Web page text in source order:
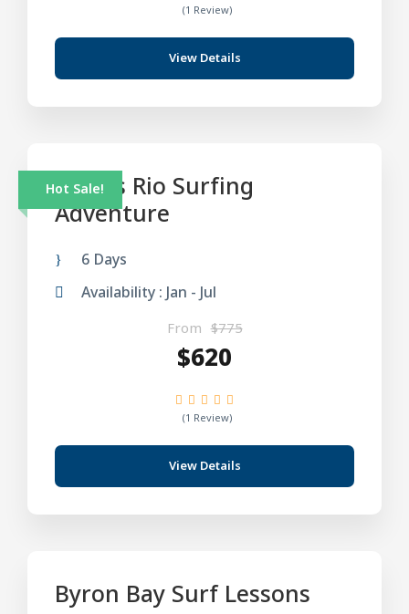
(1 Review)
View Details
Hot Sale!
6 Days Rio Surfing
Adventure
6 Days
Availability : Jan - Jul
From $775
$620
(1 Review)
View Details
Byron Bay Surf Lessons